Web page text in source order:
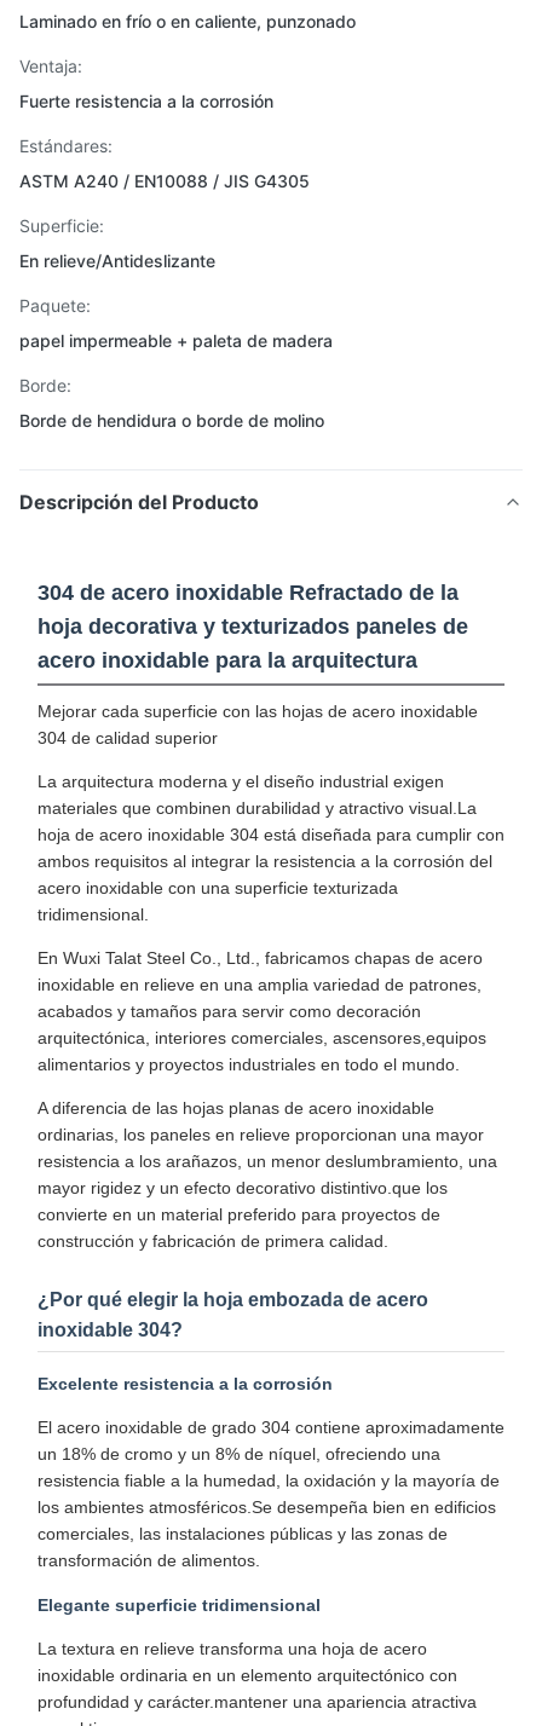
Laminado en frío o en caliente, punzonado
Ventaja:
Fuerte resistencia a la corrosión
Estándares:
ASTM A240 / EN10088 / JIS G4305
Superficie:
En relieve/Antideslizante
Paquete:
papel impermeable + paleta de madera
Borde:
Borde de hendidura o borde de molino
Descripción del Producto
304 de acero inoxidable Refractado de la
hoja decorativa y texturizados paneles de
acero inoxidable para la arquitectura
Mejorar cada superficie con las hojas de acero inoxidable
304 de calidad superior
La arquitectura moderna y el diseño industrial exigen
materiales que combinen durabilidad y atractivo visual.La
hoja de acero inoxidable 304 está diseñada para cumplir con
ambos requisitos al integrar la resistencia a la corrosión del
acero inoxidable con una superficie texturizada
tridimensional.
En Wuxi Talat Steel Co., Ltd., fabricamos chapas de acero
inoxidable en relieve en una amplia variedad de patrones,
acabados y tamaños para servir como decoración
arquitectónica, interiores comerciales, ascensores,equipos
alimentarios y proyectos industriales en todo el mundo.
A diferencia de las hojas planas de acero inoxidable
ordinarias, los paneles en relieve proporcionan una mayor
resistencia a los arañazos, un menor deslumbramiento, una
mayor rigidez y un efecto decorativo distintivo.que los
convierte en un material preferido para proyectos de
construcción y fabricación de primera calidad.
¿Por qué elegir la hoja embozada de acero
inoxidable 304?
Excelente resistencia a la corrosión
El acero inoxidable de grado 304 contiene aproximadamente
un 18% de cromo y un 8% de níquel, ofreciendo una
resistencia fiable a la humedad, la oxidación y la mayoría de
los ambientes atmosféricos.Se desempeña bien en edificios
comerciales, las instalaciones públicas y las zonas de
transformación de alimentos.
Elegante superficie tridimensional
La textura en relieve transforma una hoja de acero
inoxidable ordinaria en un elemento arquitectónico con
profundidad y carácter.mantener una apariencia atractiva